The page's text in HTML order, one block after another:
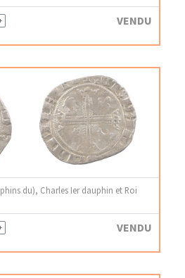
VENDU
du), Charles Ier dauphin et Roi
VENDU